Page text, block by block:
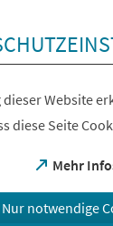
Website
diese Seite
Mehr
(Öffnet
einem
Nur notwendige